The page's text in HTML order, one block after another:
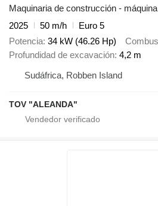
Maquinaria de construcción -
2025
50 m/h
Euro 5
Potencia 34 kW (46.26 Hp)
Profundidad de excavación 4,2 m
Sudáfrica, Robben Island
TOV "ALEANDA"